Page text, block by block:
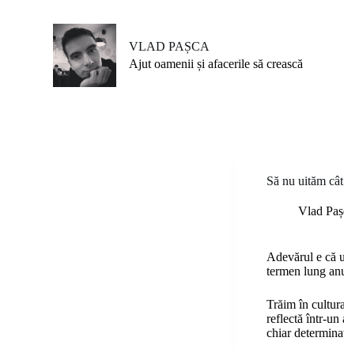
VLAD PAȘCA
Ajut oamenii și afacerile să crească
Să nu uităm
Vlad
Adevărul e că
termen lung
Trăim în
reflectă într-un
chiar